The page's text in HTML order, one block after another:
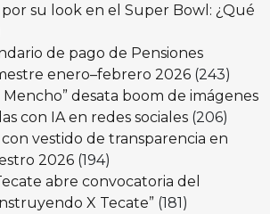
por su look en el Super Bowl: ¿Qué
de pago de Pensiones
enero–febrero 2026 (243)
desata boom de imágenes
con IA en redes sociales (206)
con vestido de transparencia en
2026 (194)
abre convocatoria del
X Tecate” (181)